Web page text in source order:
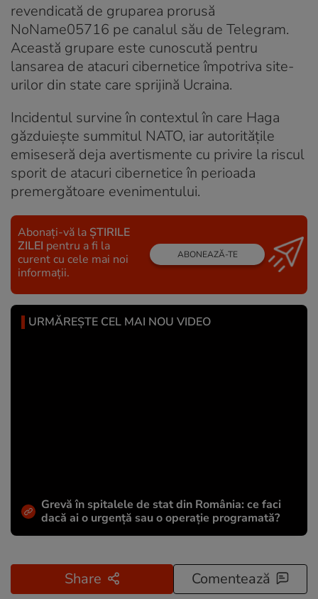
revendicată de gruparea prorusă
NoName05716 pe canalul său de Telegram.
Această grupare este cunoscută pentru
lansarea de atacuri cibernetice împotriva site-
urilor din state care sprijină Ucraina.
Incidentul survine în contextul în care Haga
găzduiește summitul NATO, iar autoritățile
emiseseră deja avertismente cu privire la riscul
sporit de atacuri cibernetice în perioada
premergătoare evenimentului.
Abonați-vă la ȘTIRILE
ZILEI pentru a fi la
curent cu cele mai noi
informații.
ABONEAZĂ-TE
URMĂREȘTE CEL MAI NOU VIDEO
Grevă în spitalele de stat din România: ce faci
dacă ai o urgență sau o operație programată?
Share Comentează